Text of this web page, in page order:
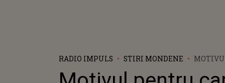
RADIO IMPULS STIRI MONDENE
DAT ÎN